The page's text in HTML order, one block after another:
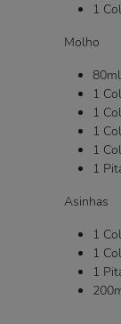
1
Molho
1
1
1
1
1
Asinhas
1
1
1